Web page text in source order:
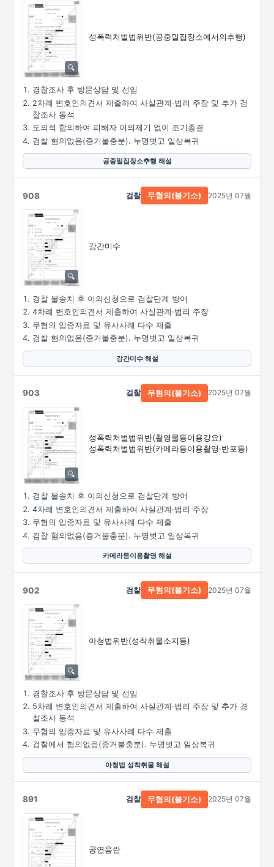
성폭력처벌법위반(공중밀집장소에서의추행)
경찰조사 후 방문상담 및 선임
2차례 변호인의견서 제출하여 사실관계·법리 주장 및 추가 검
찰조사 동석
도의적 합의하여 피해자 이의제기 없이 조기종결
검찰 혐의없음(증거불충분). 누명벗고 일상복귀
공중밀집장소추행 해설
908
강간미수
검찰 무혐의(불기소) 2025년 07월
경찰 불송치 후 이의신청으로 검찰단계 방어
4차례 변호인의견서 제출하여 사실관계·법리 주장
무혐의 입증자료 및 유사사례 다수 제출
검찰 혐의없음(증거불충분). 누명벗고 일상복귀
강간미수 해설
903
성폭력처벌법위반(촬영물등이용강요)
성폭력처벌법위반(카메라등이용촬영·반포등)
검찰 무혐의(불기소) 2025년 07월
경찰 불송치 후 이의신청으로 검찰단계 방어
4차례 변호인의견서 제출하여 사실관계·법리 주장
무혐의 입증자료 및 유사사례 다수 제출
검찰 혐의없음(증거불충분). 누명벗고 일상복귀
카메라등이용촬영 해설
902
아청법위반(성착취물소지등)
검찰 무혐의(불기소) 2025년 07월
경찰조사 후 방문상담 및 선임
5차례 변호인의견서 제출하여 사실관계·법리 주장 및 추가 경
찰조사 동석
무혐의 입증자료 및 유사사례 다수 제출
검찰에서 혐의없음(증거불충분). 누명벗고 일상복귀
아청법 성착취물 해설
891
공연음란
검찰 무혐의(불기소) 2025년 07월